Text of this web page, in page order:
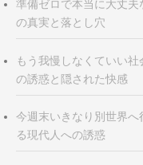
準備ゼロで本当に大丈
の真実と落とし穴
もう我慢しなくていい
の誘惑と隠された快感
今週末いきなり別世界
る現代人への誘惑